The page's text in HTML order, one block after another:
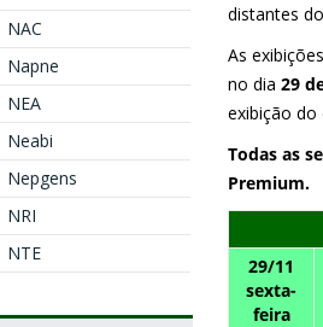
NAC
Napne
NEA
Neabi
Nepgens
NRI
NTE
distantes
As
no dia 29
exibição
Todas as
Premium.
29/11
sexta-
feira